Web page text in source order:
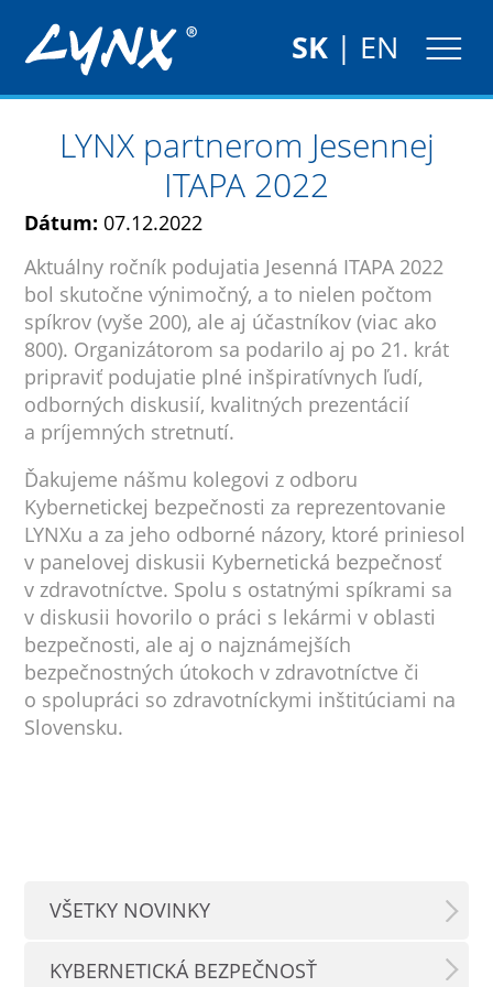
SK| EN
LYNX partnerom Jesennej
ITAPA 2022
Dátum: 07.12.2022
Aktuálny ročník podujatia Jesenná ITAPA 2022
bol skutočne výnimočný, a to nielen počtom
spíkrov (vyše 200), ale aj účastníkov (viac ako
800). Organizátorom sa podarilo aj po 21. krát
pripraviť podujatie plné inšpiratívnych ľudí,
odborných diskusií, kvalitných prezentácií
a príjemných stretnutí.
Ďakujeme nášmu kolegovi z odboru
Kybernetickej bezpečnosti za reprezentovanie
LYNXu a za jeho odborné názory, ktoré priniesol
v panelovej diskusii Kybernetická bezpečnosť
v zdravotníctve. Spolu s ostatnými spíkrami sa
v diskusii hovorilo o práci s lekármi v oblasti
bezpečnosti, ale aj o najznámejších
bezpečnostných útokoch v zdravotníctve či
o spolupráci so zdravotníckymi inštitúciami na
Slovensku.
VŠETKY NOVINKY
KYBERNETICKÁ BEZPEČNOSŤ